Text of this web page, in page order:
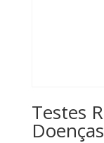
Testes